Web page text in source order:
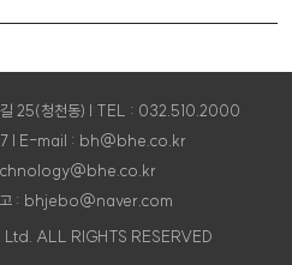
길 25(청천동) | TEL : 032.510.2000
| E-mail : bh@bhe.co.kr
고 : bhjebo@naver.com
ALL RIGHTS RESERVED